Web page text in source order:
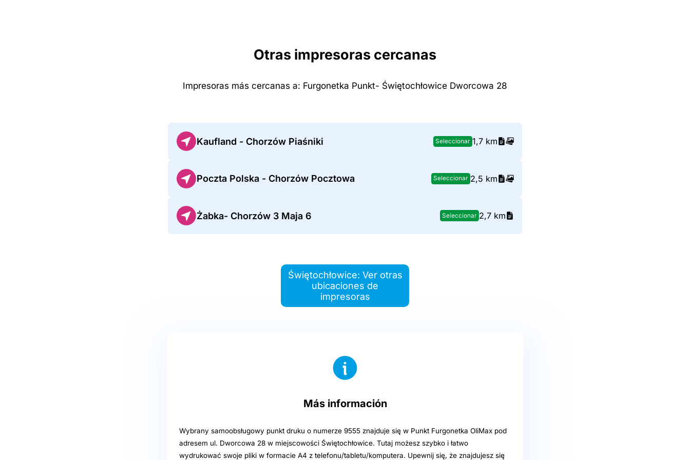
Otras impresoras cercanas
Impresoras más cercanas a: Furgonetka Punkt- Świętochłowice Dworcowa 28
Kaufland - Chorzów Piaśniki Seleccionar 1,7 km
Poczta Polska - Chorzów Pocztowa Seleccionar 2,5 km
Żabka- Chorzów 3 Maja 6 Seleccionar 2,7 km
Świętochłowice: Ver otras
ubicaciones de
impresoras
Más información
Wybrany samoobsługowy punkt druku o numerze 9555 znajduje się w Punkt Furgonetka OliMax pod
adresem ul. Dworcowa 28 w miejscowości Świętochłowice. Tutaj możesz szybko i łatwo
wydrukować swoje pliki w formacie A4 z telefonu/tabletu/komputera. Upewnij się, że znajdujesz się